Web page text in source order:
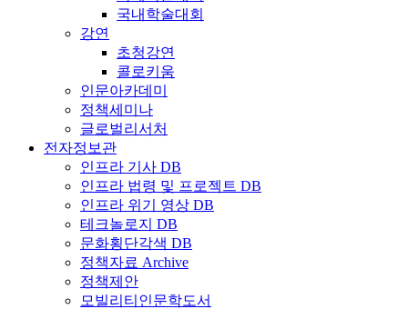
국내학술대회
강연
초청강연
콜로키움
인문아카데미
정책세미나
글로벌리서처
전자정보관
인프라 기사 DB
인프라 법령 및 프로젝트 DB
인프라 위기 영상 DB
테크놀로지 DB
문화횡단각색 DB
정책자료 Archive
정책제안
모빌리티인문학도서